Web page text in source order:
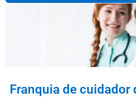
Franquia de cuidador